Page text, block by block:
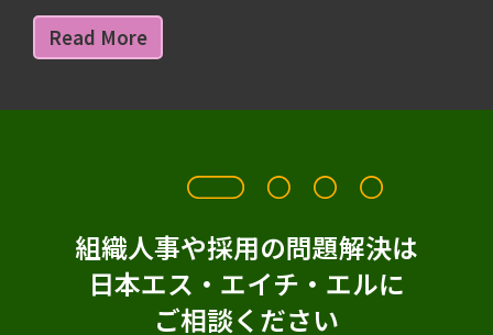
Read More
組織人事や採用の問題解決は
日本エス・エイチ・エルに
ご相談ください